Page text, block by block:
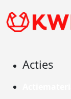
Acties